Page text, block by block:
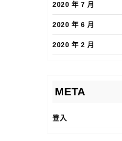
2020 年 7 月
2020 年 6 月
2020 年 2 月
META
登入